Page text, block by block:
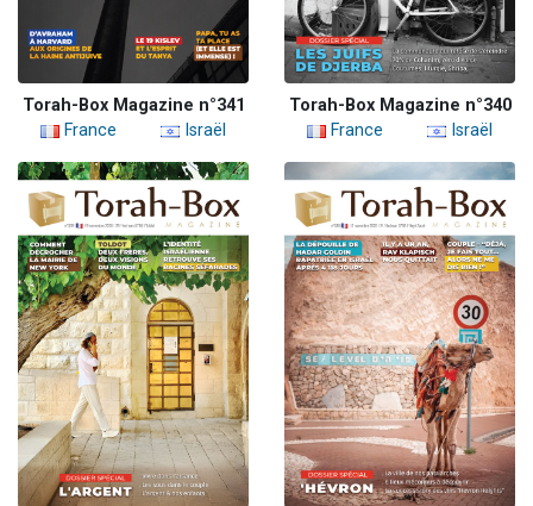
Torah-Box Magazine n°341
France
Israël
Torah-Box Magazine n°340
France
Israël